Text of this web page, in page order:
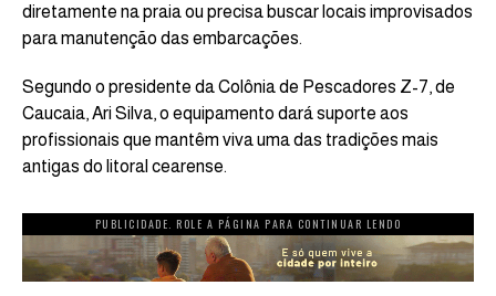
diretamente na praia ou precisa buscar locais improvisados
para manutenção das embarcações.
Segundo o presidente da Colônia de Pescadores Z-7, de
Caucaia, Ari Silva, o equipamento dará suporte aos
profissionais que mantêm viva uma das tradições mais
antigas do litoral cearense.
PUBLICIDADE. ROLE A PÁGINA PARA CONTINUAR LENDO